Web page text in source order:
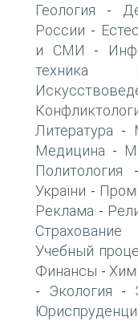
Геология -
России -
и СМИ -
техника
Литература -
Медицина -
Политология
України -
Реклама -
Страхование
Учебный
Финансы -
- Экология -